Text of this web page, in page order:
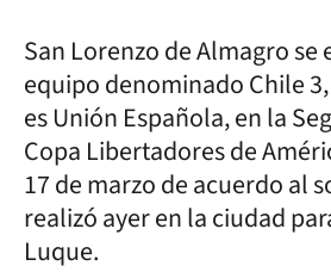
San Lorenzo de Almagro se
equipo denominado Chile
es Unión Española, en la
Copa Libertadores de
17 de marzo de acuerdo al
realizó ayer en la ciudad
Luque.